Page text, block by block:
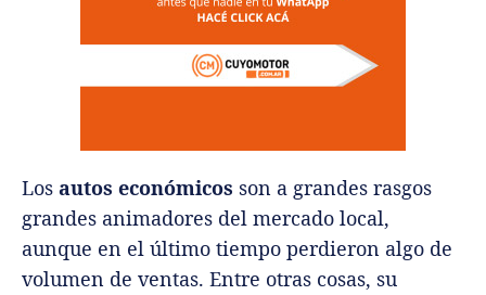
Los autos económicos son a grandes rasgos
grandes animadores del mercado local,
aunque en el último tiempo perdieron algo de
volumen de ventas. Entre otras cosas, su